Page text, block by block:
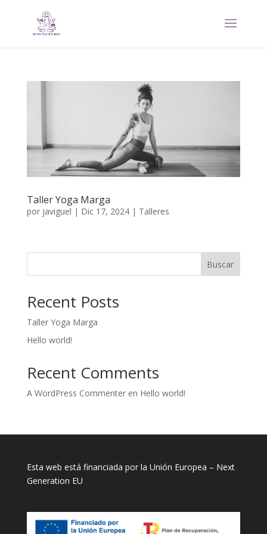
Taller Yoga Marga
por javiguel | Dic 17, 2024| Talleres
Buscar
Recent Posts
Taller Yoga Marga
Hello world!
Recent Comments
A WordPress Commenteren Hello world!
Esta web está financiada por la Unión Europea – Next
Generation EU